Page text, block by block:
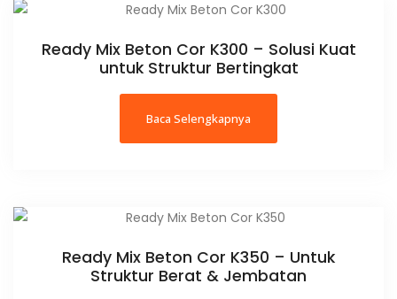
Ready Mix Beton Cor K300 – Solusi Kuat
untuk Struktur Bertingkat
Baca Selengkapnya
Ready Mix Beton Cor K350 – Untuk
Struktur Berat & Jembatan